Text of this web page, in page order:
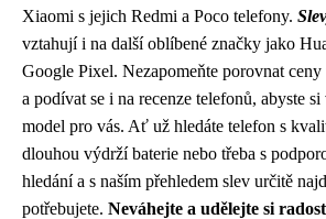
Xiaomi s jejich Redmi a Poco telefony.
vztahují i na další oblíbené značky jako
Google Pixel. Nezapomeňte porovnat
a podívat se i na recenze telefonů, abyste
model pro vás. Ať už hledáte telefon s
dlouhou výdrží baterie nebo třeba s
hledání a s naším přehledem slev určitě
potřebujete. Neváhejte a udělejte si